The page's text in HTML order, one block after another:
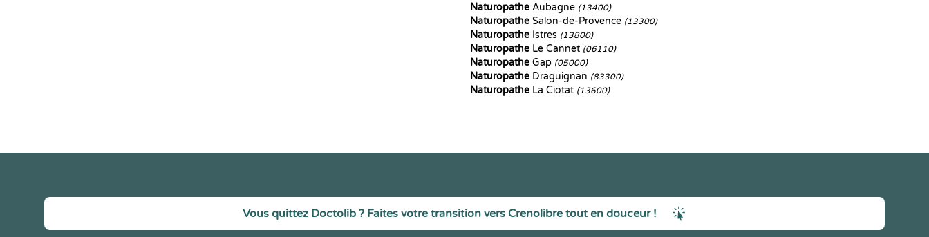
Naturopathe Aubagne (13400)
Naturopathe Salon-de-Provence (13300)
Naturopathe Istres (13800)
Naturopathe Le Cannet (06110)
Naturopathe Gap (05000)
Naturopathe Draguignan (83300)
Naturopathe La Ciotat (13600)
Vous quittez Doctolib ? Faites votre transition vers Crenolibre tout en douceur !